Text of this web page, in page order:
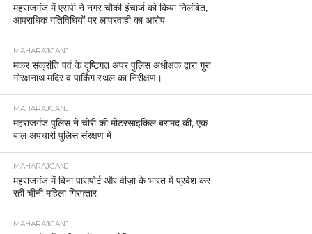
महराजगंज में एसपी ने नगर चौकी इंचार्ज को किया निलंबित,
आपराधिक गतिविधियों पर लापरवाही का आरोप
MAHARAJGANJ
मकर संक्रांति पर्व के दृष्टिगत अपर पुलिस अधीक्षक द्वारा गुरु
गोरक्षनाथ मंदिर व पार्किंग स्थल का निरीक्षण।
MAHARAJGANJ
महराजगंज पुलिस ने चोरी की मोटरसाइकिल बरामद की, एक
बाल अपचारी पुलिस संरक्षण में
MAHARAJGANJ
महराजगंज में बिना पासपोर्ट और वीज़ा के भारत में प्रवेश कर
रही चीनी महिला गिरफ्तार
MAHARAJGANJ